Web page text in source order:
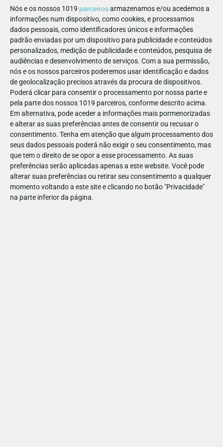
Nós e os nossos 1019 parceirosarmazenamos e/ou acedemos a
informações num dispositivo, como cookies, e processamos
dados pessoais, como identificadores únicos e informações
padrão enviadas por um dispositivo para publicidade e conteúdos
personalizados, medição de publicidade e conteúdos, pesquisa de
audiências e desenvolvimento de serviços. Com a sua permissão,
nós e os nossos parceiros poderemos usar identificação e dados
de geolocalização precisos através da procura de dispositivos.
Poderá clicar para consentir o processamento por nossa parte e
pela parte dos nossos 1019 parceiros, conforme descrito acima.
Em alternativa, pode aceder a informações mais pormenorizadas
e alterar as suas preferências antes de consentir ou recusar o
consentimento. Tenha em atenção que algum processamento dos
seus dados pessoais poderá não exigir o seu consentimento, mas
que tem o direito de se opor a esse processamento. As suas
preferências serão aplicadas apenas a este website. Você pode
alterar suas preferências ou retirar seu consentimento a qualquer
momento voltando a este site e clicando no botão "Privacidade"
na parte inferior da página.
e uma mudança na forma como nos relacionamos com eles
(de forma distanciada, não fusionada e não
reativa/impulsiva). De facto, investigações recentes têm
mostrado que o efeito do mindfulness é maior na redução
dos sintomas de desatenção, sobretudo em adultos, e que
tem um efeito menor na redução dos sintomas
externalizantes e do controlo inibitório (características mais
presentes nas crianças comparativamente aos adultos com
PHDA).
Como se processa?
Em primeiro lugar, tanto o mindfulness como a PHDA
parecem afetar os mesmos processos cognitivos e ativar as
regiões pré-frontais do cérebro. Sabemos que a PHDA está
associada a défices no funcionamento executivo (i.e., inibição,
iniciativa, flexibilidade, planeamento, resolução de